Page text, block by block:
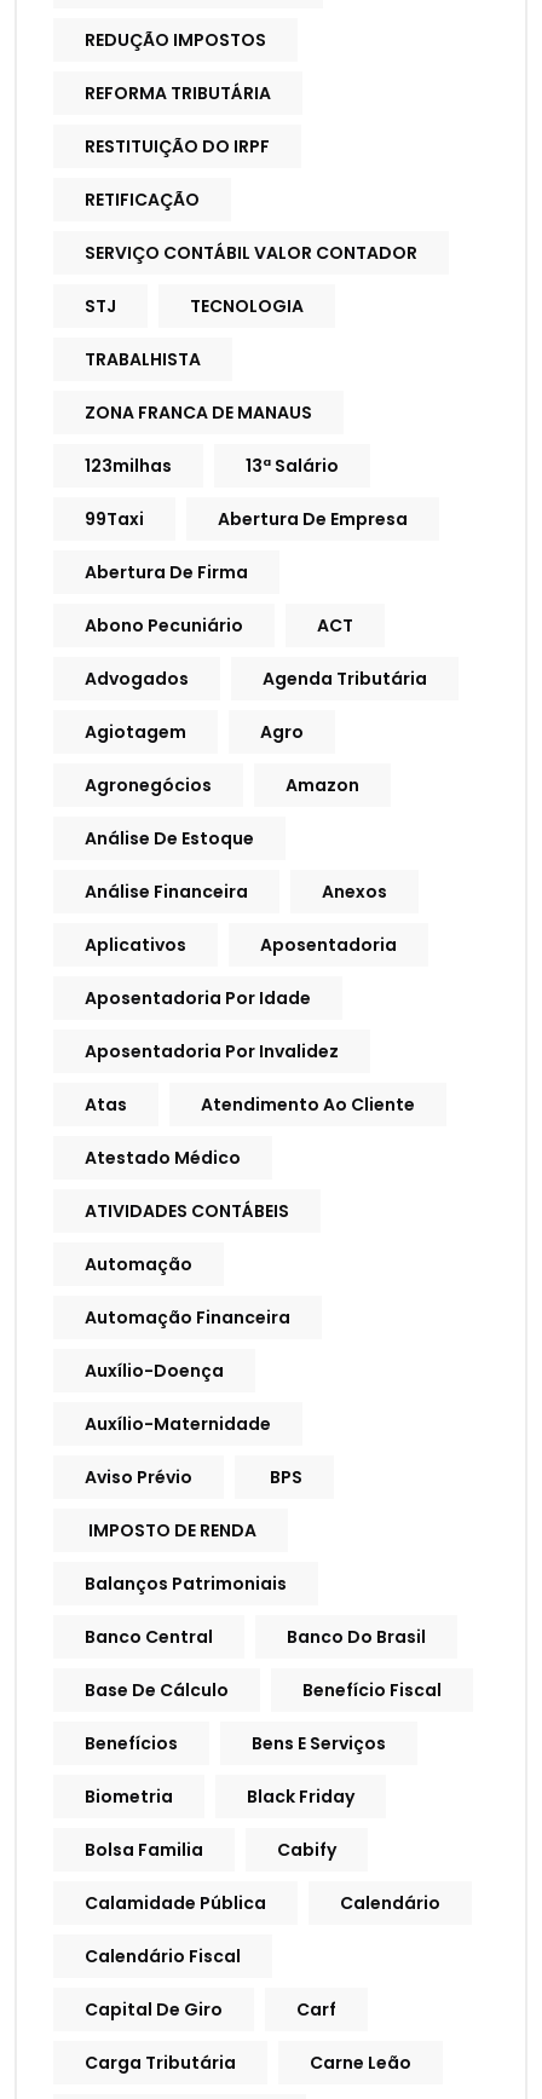
REDUÇÃO IMPOSTOS
REFORMA TRIBUTÁRIA
RESTITUIÇÃO DO IRPF
RETIFICAÇÃO
SERVIÇO CONTÁBIL VALOR CONTADOR
STJ TECNOLOGIA
TRABALHISTA
ZONA FRANCA DE MANAUS
123milhas 13ª Salário
99Taxi Abertura De Empresa
Abertura De Firma
Abono Pecuniário ACT
Advogados Agenda Tributária
Agiotagem Agro
Agronegócios Amazon
Análise De Estoque
Análise Financeira Anexos
Aplicativos Aposentadoria
Aposentadoria Por Idade
Aposentadoria Por Invalidez
Atas Atendimento Ao Cliente
Atestado Médico
ATIVIDADES CONTÁBEIS
Automação
Automação Financeira
Auxílio-Doença
Auxílio-Maternidade
Aviso Prévio BPS
IMPOSTO DE RENDA
Balanços Patrimoniais
Banco Central Banco Do Brasil
Base De Cálculo Benefício Fiscal
Benefícios Bens E Serviços
Biometria Black Friday
Bolsa Familia Cabify
Calamidade Pública Calendário
Calendário Fiscal
Capital De Giro Carf
Carga Tributária Carne Leão